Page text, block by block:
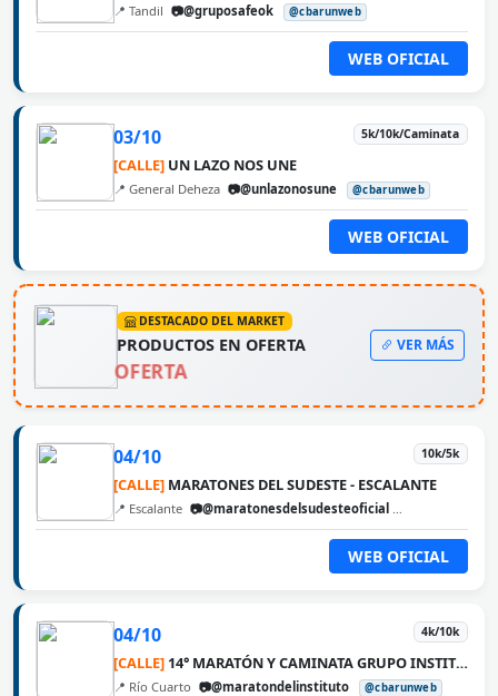
📍 Tandil 📷@gruposafeok @cbarunweb
WEB OFICIAL
03/10 5k/10k/Caminata
[CALLE] UN LAZO NOS UNE
📍 General Deheza 📷@unlazonosune @cbarunweb
WEB OFICIAL
DESTACADO DEL MARKET
PRODUCTOS EN OFERTA
OFERTA
VER MÁS
04/10 10k/5k
[CALLE] MARATONES DEL SUDESTE - ESCALANTE
📍 Escalante 📷@maratonesdelsudesteoficial
WEB OFICIAL
04/10 4k/10k
[CALLE] 14° MARATÓN Y CAMINATA GRUPO INSTITUTO MÉDICO
📍 Río Cuarto 📷@maratondelinstituto @cbarunweb